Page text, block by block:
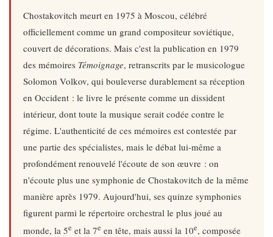
Chostakovitch meurt en 1975 à Moscou, célébré
officiellement comme un grand compositeur soviétique,
couvert de décorations. Mais c'est la publication en 1979
des mémoires Témoignage, retranscrits par le musicologue
Solomon Volkov, qui bouleverse durablement sa réception
en Occident : le livre le présente comme un dissident
intérieur, dont toute la musique serait codée contre le
régime. L'authenticité de ces mémoires est contestée par
une partie des spécialistes, mais le débat lui-même a
profondément renouvelé l'écoute de son œuvre : on
n'écoute plus une symphonie de Chostakovitch de la même
manière après 1979. Aujourd'hui, ses quinze symphonies
figurent parmi le répertoire orchestral le plus joué au
monde, la 5e et la 7e en tête, mais aussi la 10e, composée